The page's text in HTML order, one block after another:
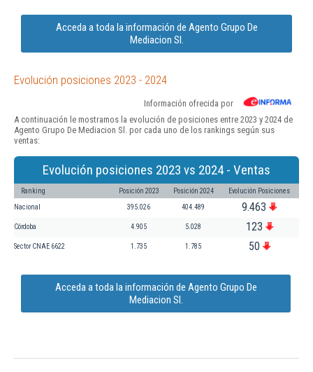
Acceda a toda la información de Agento Grupo De
Mediacion Sl.
Evolución posiciones 2023 - 2024
Información ofrecida por
A continuación le mostramos la evolución de posiciones entre 2023 y 2024 de
Agento Grupo De Mediacion Sl. por cada uno de los rankings según sus
ventas:
Evolución posiciones 2023 vs 2024 - Ventas
Ranking Posición 2023 Posición 2024 Evolución Posiciones
Nacional 395.026 404.489 9.463
Córdoba 4.905 5.028 123
Sector CNAE 6622 1.735 1.785 50
Acceda a toda la información de Agento Grupo De
Mediacion Sl.